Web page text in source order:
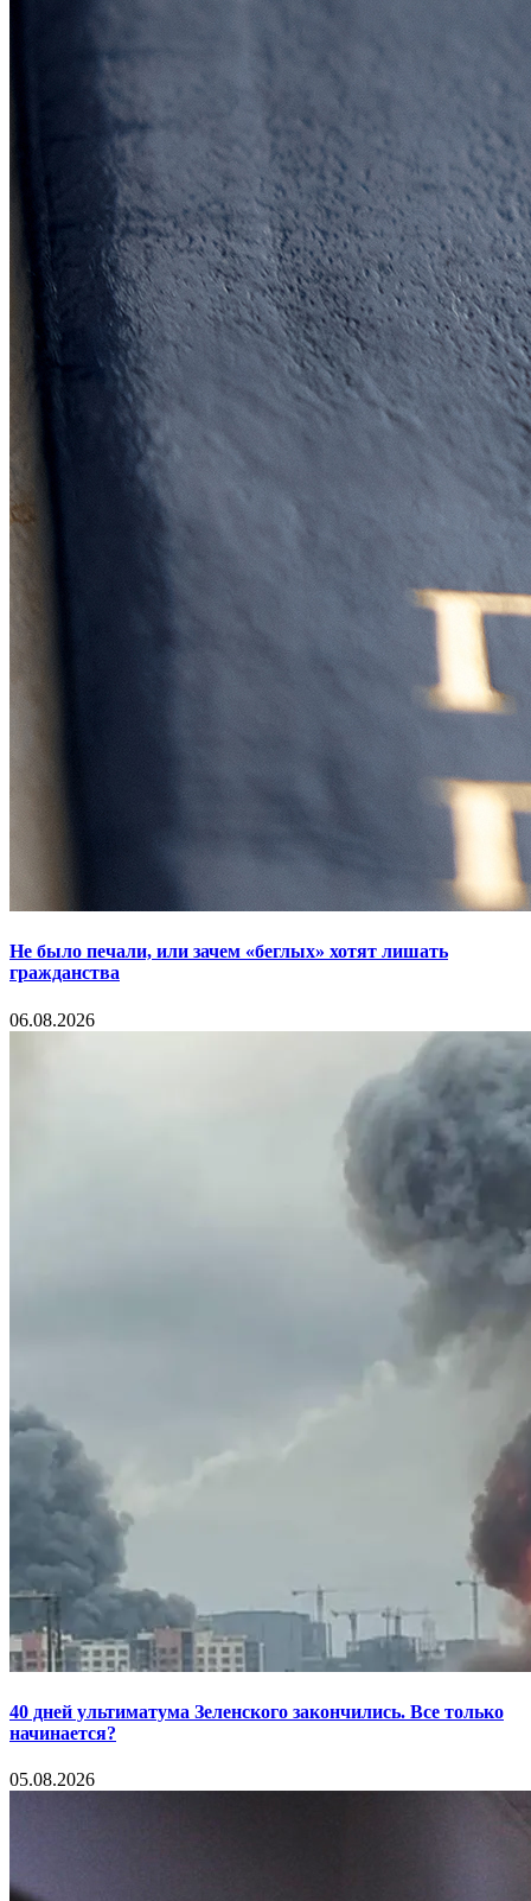
Не было печали, или зачем «беглых» хотят лишать
гражданства
06.08.2026
40 дней ультиматума Зеленского закончились. Все только
начинается?
05.08.2026